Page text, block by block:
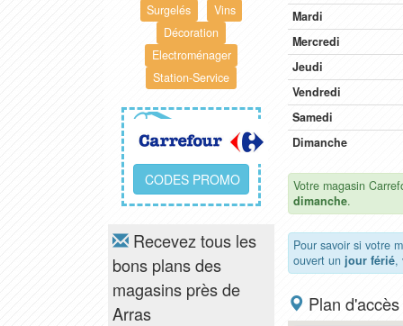
Surgelés
Vins
Décoration
Electroménager
Station-Service
CODES PROMO
Recevez tous les
bons plans des
magasins près de
Arras
Mardi
Mercredi
Jeudi
Vendredi
Samedi
Dimanche
Votre magasin
dimanche.
Pour savoir si votre
ouvert un jour férié,
Plan d'accès